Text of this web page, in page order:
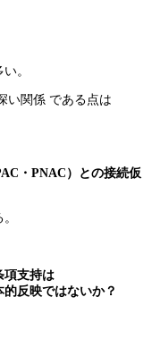
。
い関係 である点は
・PNAC）との接続仮
項支持は
反映ではないか？